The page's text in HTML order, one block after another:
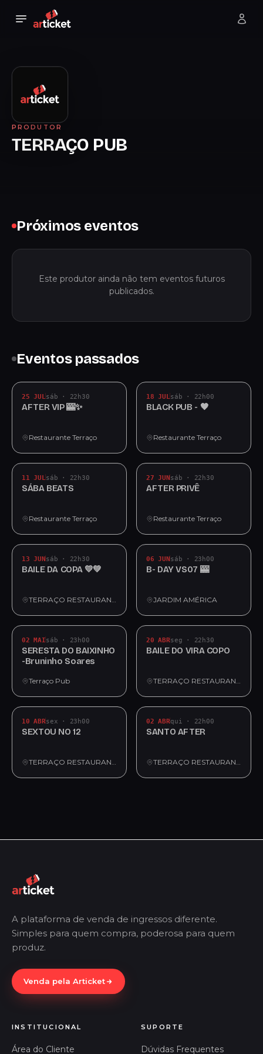
PRODUTOR
TERRAÇO PUB
Próximos eventos
Este produtor ainda não tem eventos futuros
publicados.
Eventos passados
25 JULsáb · 22h30
AFTER VIP 🎰✨
Restaurante Terraço
18 JULsáb · 22h00
BLACK PUB - 🖤
Restaurante Terraço
11 JULsáb · 22h30
SÁBA BEATS
Restaurante Terraço
27 JUNsáb · 22h30
AFTER PRIVÊ
Restaurante Terraço
13 JUNsáb · 22h30
BAILE DA COPA 💛💚
TERRAÇO RESTAURANTE
06 JUNsáb · 23h00
B- DAY VS07 🎰
JARDIM AMÉRICA
02 MAIsáb · 23h00
SERESTA DO BAIXINHO
-Bruninho Soares
Terraço Pub
20 ABRseg · 22h30
BAILE DO VIRA COPO
TERRAÇO RESTAURANTE
10 ABRsex · 23h00
SEXTOU NO 12
TERRAÇO RESTAURANTE
02 ABRqui · 22h00
SANTO AFTER
TERRAÇO RESTAURANTE
A plataforma de venda de ingressos diferente.
Simples para quem compra, poderosa para quem
produz.
Venda pela Articket
INSTITUCIONAL
Área do Cliente
SUPORTE
Dúvidas Frequentes